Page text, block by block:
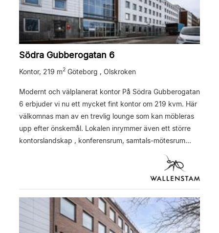
Södra Gubberogatan 6
Kontor, 219 m2 Göteborg , Olskroken
Modernt och välplanerat kontor På Södra Gubberogatan
6 erbjuder vi nu ett mycket fint kontor om 219 kvm. Här
välkomnas man av en trevlig lounge som kan möbleras
upp efter önskemål. Lokalen inrymmer även ett större
kontorslandskap , konferensrum, samtals-mötesrum...